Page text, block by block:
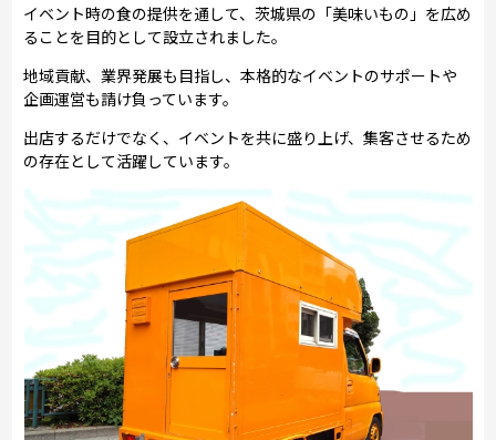
イベント時の食の提供を通して、茨城県の「美味いもの」を広め
ることを目的として設立されました。
地域貢献、業界発展も目指し、本格的なイベントのサポートや
企画運営も請け負っています。
出店するだけでなく、イベントを共に盛り上げ、集客させるため
の存在として活躍しています。